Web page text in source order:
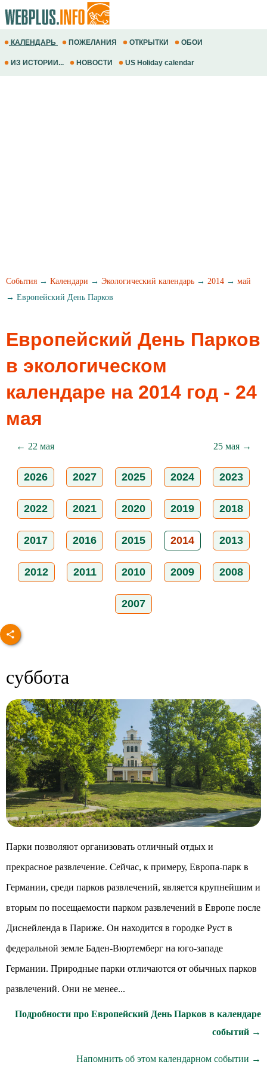
КАЛЕНДАРЬ ПОЖЕЛАНИЯ ОТКРЫТКИ ОБОИ
ИЗ ИСТОРИИ... НОВОСТИ US Holiday calendar
События → Календари → Экологический календарь → 2014 → май
→ Европейский День Парков
Европейский День Парков
в экологическом
календаре на 2014 год - 24
мая
← 22 мая 25 мая →
2026 2027 2025 2024 2023
2022 2021 2020 2019 2018
2017 2016 2015 2014 2013
2012 2011 2010 2009 2008
2007
суббота
Парки позволяют организовать отличный отдых и
прекрасное развлечение. Сейчас, к примеру, Европа-парк в
Германии, среди парков развлечений, является крупнейшим и
вторым по посещаемости парком развлечений в Европе после
Диснейленда в Париже. Он находится в городке Руст в
федеральной земле Баден-Вюртемберг на юго-западе
Германии. Природные парки отличаются от обычных парков
развлечений. Они не менее...
Подробности про Европейский День Парков в календаре
событий →
Напомнить об этом календарном событии →